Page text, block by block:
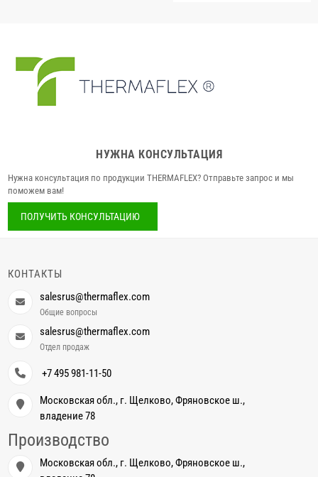
НУЖНА КОНСУЛЬТАЦИЯ
Нужна консультация по продукции THERMAFLEX? Отправьте запрос и мы
поможем вам!
ПОЛУЧИТЬ КОНСУЛЬТАЦИЮ
КОНТАКТЫ
salesrus@thermaflex.com
Общие вопросы
salesrus@thermaflex.com
Отдел продаж
+7 495 981-11-50
Московская обл., г. Щелково, Фряновское ш.,
владение 78
Производство
Московская обл., г. Щелково, Фряновское ш.,